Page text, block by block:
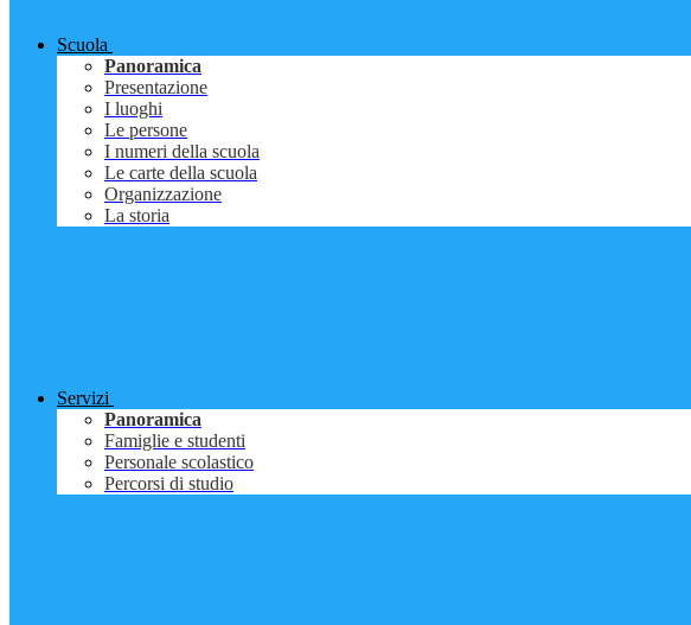
Scuola
Panoramica
Presentazione
I luoghi
Le persone
I numeri della scuola
Le carte della scuola
Organizzazione
La storia
Servizi
Panoramica
Famiglie e studenti
Personale scolastico
Percorsi di studio